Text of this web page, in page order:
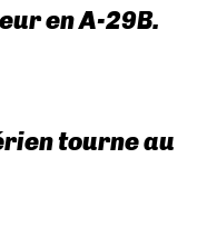
en A-29B.
tourne au